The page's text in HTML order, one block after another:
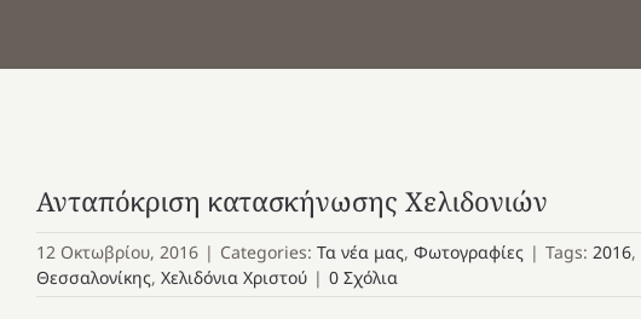
Ανταπόκριση κατασκήνωσης Χελιδονιών
12 Οκτωβρίου, 2016 | Categories: Τα νέα μας, Φωτογραφίες | Tags: 2016,
Θεσσαλονίκης, Χελιδόνια Χριστού | 0 Σχόλια